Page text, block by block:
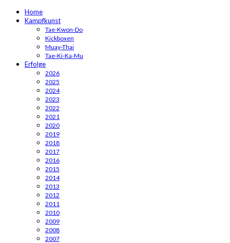
Home
Kampfkunst
Tae-Kwon-Do
Kickboxen
Muay-Thai
Tae-Ki-Ka-Mu
Erfolge
2026
2025
2024
2023
2022
2021
2020
2019
2018
2017
2016
2015
2014
2013
2012
2011
2010
2009
2008
2007